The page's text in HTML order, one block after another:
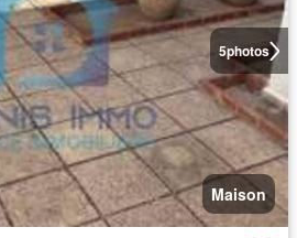
5photos
Maison